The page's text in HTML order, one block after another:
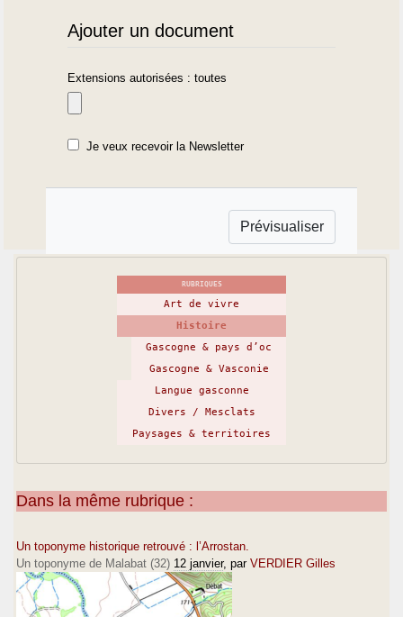
Ajouter un document
Extensions autorisées : toutes
Je veux recevoir la Newsletter
RUBRIQUES
Art de vivre
Histoire
Gascogne & pays d’oc
Gascogne & Vasconie
Langue gasconne
Divers / Mesclats
Paysages & territoires
Dans la même rubrique :
Un toponyme historique retrouvé : l’Arrostan.
Un toponyme de Malabat (32) 12 janvier, par VERDIER Gilles